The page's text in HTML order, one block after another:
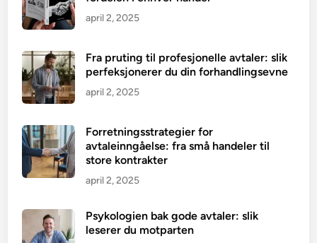
april 2, 2025
Fra pruting til profesjonelle avtaler: slik
perfeksjonerer du din forhandlingsevne
april 2, 2025
Forretningsstrategier for
avtaleinngåelse: fra små handeler til
store kontrakter
april 2, 2025
Psykologien bak gode avtaler: slik
leserer du motparten